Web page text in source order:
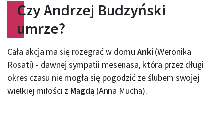
Czy Andrzej Budzyński
umrze?
Cała akcja ma się rozegrać w domu Anki (Weronika
Rosati) - dawnej sympatii mesenasa, która przez długi
okres czasu nie mogła się pogodzić ze ślubem swojej
wielkiej miłości z Magdą (Anna Mucha).